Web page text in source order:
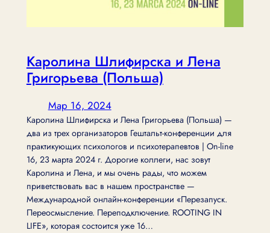
Каролина Шлифирска и Лена
Григорьева (Польша)
Мар 16, 2024
Каролина Шлифирска и Лена Григорьева (Польша) —
два из трех организаторов Гештальт-конференции для
практикующих психологов и психотерапевтов | On-line
16, 23 марта 2024 г. Дорогие коллеги, нас зовут
Каролина и Лена, и мы очень рады, что можем
приветствовать вас в нашем пространстве —
Международной онлайн-конференции «Перезапуск.
Переосмысление. Переподключение. ROOTING IN
LIFE», которая состоится уже 16…